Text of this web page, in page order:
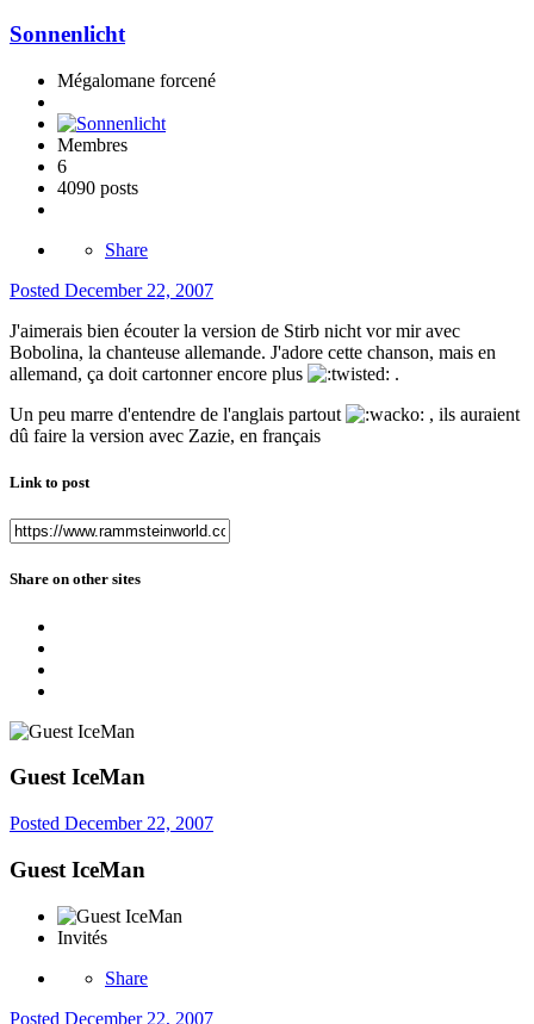
Sonnenlicht
Mégalomane forcené
Membres
6
4090 posts
Share
Posted December 22, 2007
J'aimerais bien écouter la version de Stirb nicht vor mir avec
Bobolina, la chanteuse allemande. J'adore cette chanson, mais en
allemand, ça doit cartonner encore plus
.
Un peu marre d'entendre de l'anglais partout
, ils auraient
dû faire la version avec Zazie, en français
Link to post
Share on other sites
Guest IceMan
Posted December 22, 2007
Guest IceMan
Invités
Share
Posted December 22, 2007